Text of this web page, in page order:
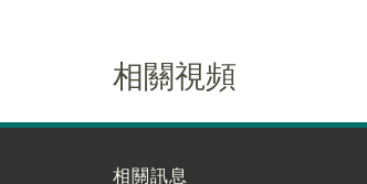
相關視頻
相關訊息